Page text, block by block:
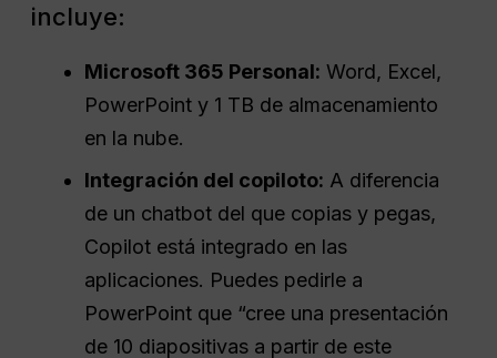
incluye:
Microsoft 365 Personal: Word, Excel,
PowerPoint y 1 TB de almacenamiento
en la nube.
Integración del copiloto: A diferencia
de un chatbot del que copias y pegas,
Copilot está integrado en las
aplicaciones. Puedes pedirle a
PowerPoint que “cree una presentación
de 10 diapositivas a partir de este